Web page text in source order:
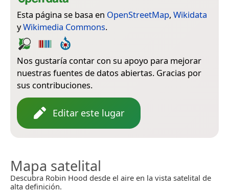
Esta página se basa en OpenStreetMap, Wikidata
yWikimedia Commons.
Nos gustaría contar con su apoyo para mejorar
nuestras fuentes de datos abiertas. Gracias por
sus contribuciones.
Editar este lugar
Mapa satelital
Descubra Robin Hood desde el aire en la vista satelital de
alta definición.